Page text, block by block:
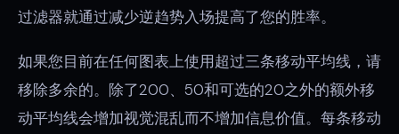
过滤器就通过减少逆趋势入场提高了您的胜率。
如果您目前在任何图表上使用超过三条移动平均线，请
移除多余的。除了200、50和可选的20之外的额外移
动平均线会增加视觉混乱而不增加信息价值。每条移动